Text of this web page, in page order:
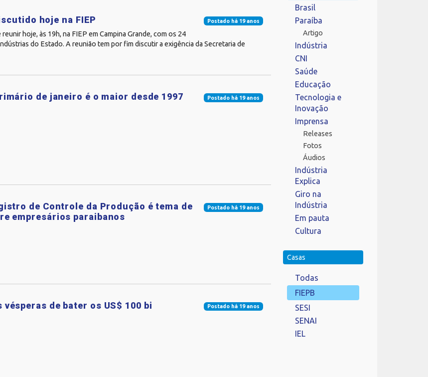
Postado há 19 anos
hoje na FIEP
hoje, às 19h, na FIEP em Campina Grande, com os 24
do Estado. A reunião tem por fim discutir a exigência da Secretaria de
Postado há 19 anos
de janeiro é o maior desde 1997
Postado há 19 anos
de Controle da Produção é tema de
empresários paraibanos
Postado há 19 anos
vésperas de bater os US$ 100 bi
Brasil
Paraíba
Artigo
Indústria
CNI
Saúde
Educação
Tecnologia e
Inovação
Imprensa
Releases
Fotos
Áudios
Indústria
Explica
Giro na
Indústria
Em pauta
Cultura
Casas
Todas
FIEPB
SESI
SENAI
IEL